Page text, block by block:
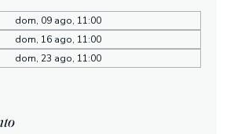
dom, 09 ago, 11:00
dom, 16 ago, 11:00
dom, 23 ago, 11:00